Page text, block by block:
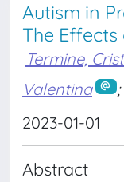
Autism in
The Effects
Termine,
Valentina
;
2023-01-01
Abstract